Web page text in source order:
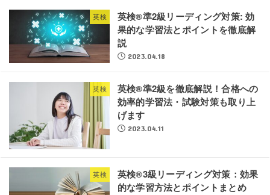
英検
英検®準2級リーディング対策: 効
果的な学習法とポイントを徹底解
説
2023.04.18
英検
英検®準2級を徹底解説！合格への
効率的学習法・試験対策も取り上
げます
2023.04.11
英検
英検®3級リーディング対策：効果
的な学習方法とポイントまとめ